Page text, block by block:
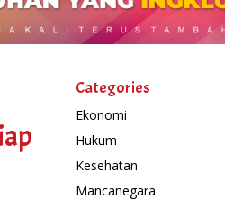
Categories
Ekonomi
Hukum
Kesehatan
Mancanegara